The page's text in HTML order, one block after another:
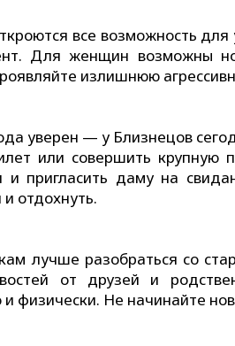
все возможность
Для женщин возможны
излишнюю
уверен — у Близнецов
или совершить крупную
и пригласить даму на
отдохнуть.
лучше разобраться со
от друзей и
физически. Не начинайте